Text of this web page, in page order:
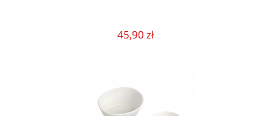
45,90 zł